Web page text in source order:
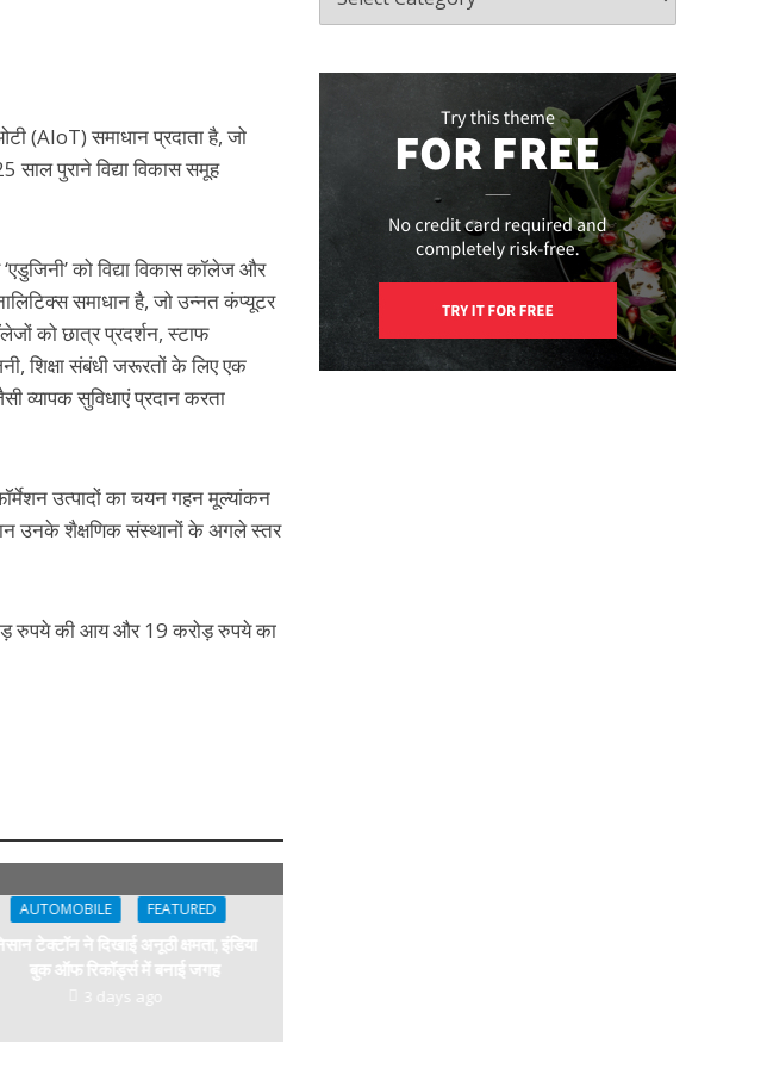
(AloT) समाधान प्रदाता है, जो
साल पुराने विद्या विकास समूह
को विद्या विकास कॉलेज और
समाधान है, जो उन्नत कंप्यूटर
को छात्र प्रदर्शन, स्टाफ
शिक्षा संबंधी जरूरतों के लिए एक
सुविधाएं प्रदान करता
उत्पादों का चयन गहन मूल्यांकन
उनके शैक्षणिक संस्थानों के अगले स्तर
रुपये की आय और 19 करोड़ रुपये का
AUTOMOBILE FEATURED
टेक्टॉन ने दिखाई अनूठी क्षमता, इंडिया
बुक ऑफ रिकॉर्ड्स में बनाई जगह
3 days ago